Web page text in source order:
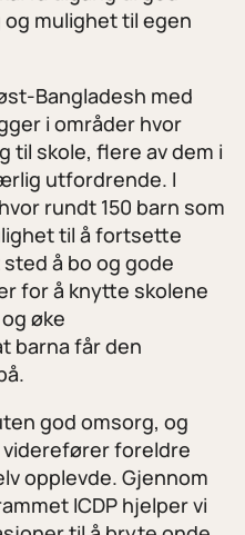
mulighet til egen
Bangladesh med
i områder hvor
til skole, flere av dem i
utfordrende. I
rundt 150 barn som
til å fortsette
å bo og gode
for å knytte skolene
øke
barna får den
god omsorg, og
foreldre
opplevde. Gjennom
ICDP hjelper vi